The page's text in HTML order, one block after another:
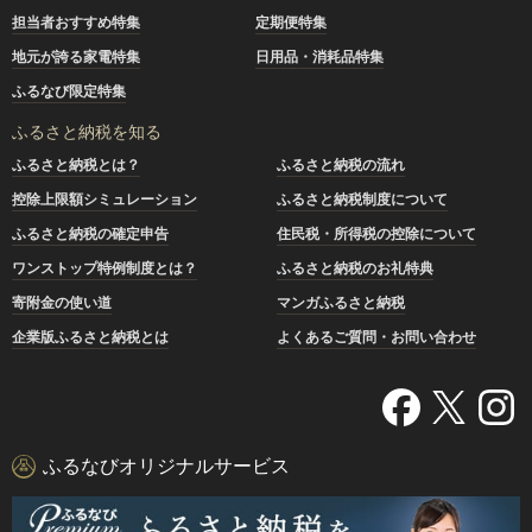
担当者おすすめ特集
定期便特集
地元が誇る家電特集
日用品・消耗品特集
ふるなび限定特集
ふるさと納税を知る
ふるさと納税とは？
ふるさと納税の流れ
控除上限額シミュレーション
ふるさと納税制度について
ふるさと納税の確定申告
住民税・所得税の控除について
ワンストップ特例制度とは？
ふるさと納税のお礼特典
寄附金の使い道
マンガふるさと納税
企業版ふるさと納税とは
よくあるご質問・お問い合わせ
ふるなびオリジナルサービス